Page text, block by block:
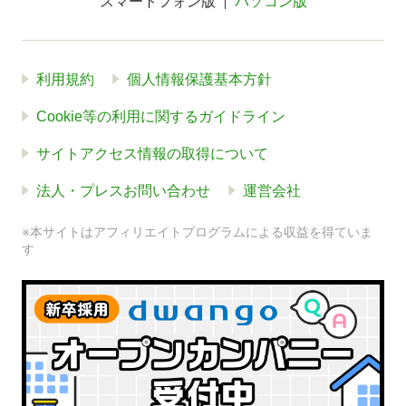
利用規約 個人情報保護基本方針
Cookie等の利用に関するガイドライン
サイトアクセス情報の取得について
法人・プレスお問い合わせ 運営会社
※本サイトはアフィリエイトプログラムによる収益を得ていま
す